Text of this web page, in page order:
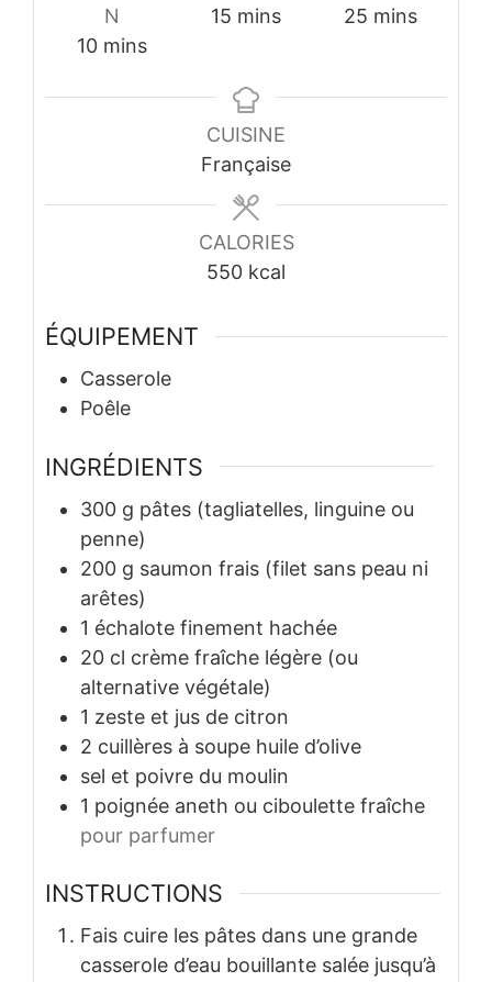
N
10minutes
mins
15 minutes
mins
25minutes
mins
CUISINE
Française
CALORIES
550 kcal
ÉQUIPEMENT
Casserole
Poêle
INGRÉDIENTS
300 g pâtes (tagliatelles, linguine ou
penne)
200 g saumon frais (filet sans peau ni
arêtes)
1 échalote finement hachée
20 cl crème fraîche légère (ou
alternative végétale)
1 zeste et jus de citron
2 cuillères à soupe huile d’olive
sel et poivre du moulin
1 poignée aneth ou ciboulette fraîche
pour parfumer
INSTRUCTIONS
Fais cuire les pâtes dans une grande
casserole d’eau bouillante salée jusqu’à